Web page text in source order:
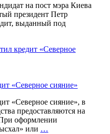
на пост мэра Киева
президент Петр
выданный под
«Северное сияние»
«Северное сияние», в
предоставляются на
оформлении
или …